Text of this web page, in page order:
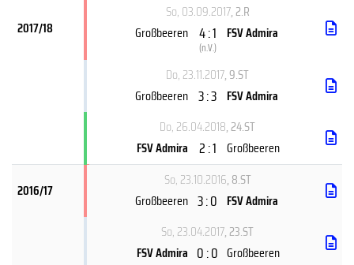
2017/18
So, 03.09.2017, 2.R
Großbeeren 4 : 1
(n.V.)
FSV Admira
Do, 23.11.2017, 9.ST
Großbeeren 3 : 3 FSV Admira
Do, 26.04.2018, 24.ST
FSV Admira 2 : 1 Großbeeren
2016/17
So, 23.10.2016, 8.ST
Großbeeren 3 : 0 FSV Admira
So, 23.04.2017, 23.ST
FSV Admira 0 : 0 Großbeeren